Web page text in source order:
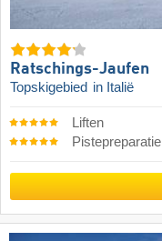
Ratschings-Jaufen
Topskigebied in Italië
Liften
Pistepreparatie